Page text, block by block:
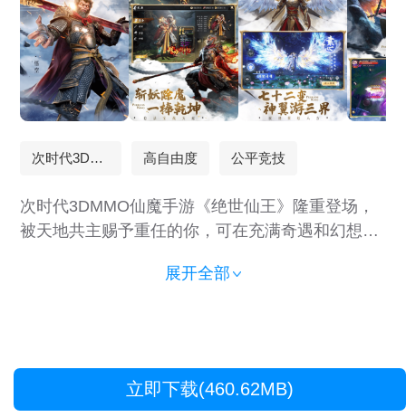
次时代3DMMO 高自由度 公平竞技
次时代3DMMO仙魔手游《绝世仙王》隆重登场，
被天地共主赐予重任的你，可在充满奇遇和幻想的
阶和欧气副本一夜暴富等精彩玩法，即刻出发，开
展开全部
立即下载(460.62MB)